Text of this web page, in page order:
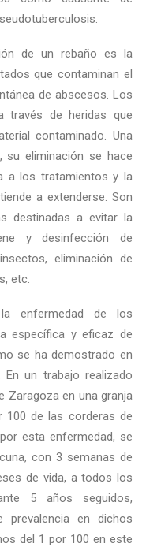
de un rebaño es la
que contaminan el
de abscesos. Los
través de heridas que
contaminado. Una
su eliminación se hace
a los tratamientos y la
a extenderse. Son
destinadas a evitar la
y desinfección de
eliminación de
etc.
enfermedad de los
específica y eficaz de
se ha demostrado en
En un trabajo realizado
Zaragoza en una granja
100 de las corderas de
esta enfermedad, se
con 3 semanas de
de vida, a todos los
5 años seguidos,
en dichos
del 1 por 100 en este